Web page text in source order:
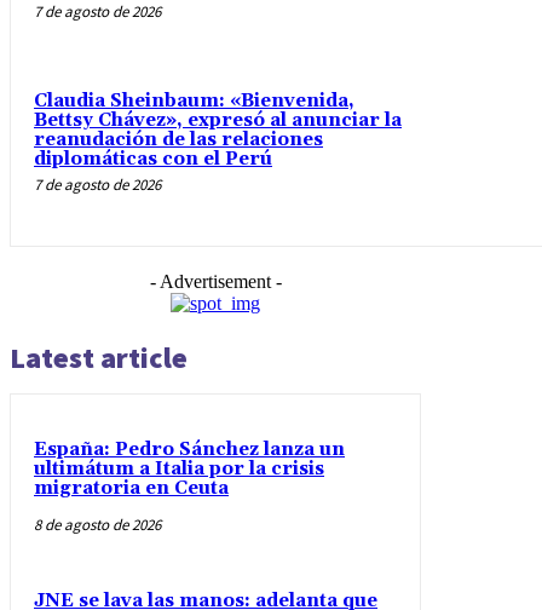
7 de agosto de 2026
Claudia Sheinbaum: «Bienvenida,
Bettsy Chávez», expresó al anunciar la
reanudación de las relaciones
diplomáticas con el Perú
7 de agosto de 2026
- Advertisement -
Latest article
España: Pedro Sánchez lanza un
ultimátum a Italia por la crisis
migratoria en Ceuta
8 de agosto de 2026
JNE se lava las manos: adelanta que